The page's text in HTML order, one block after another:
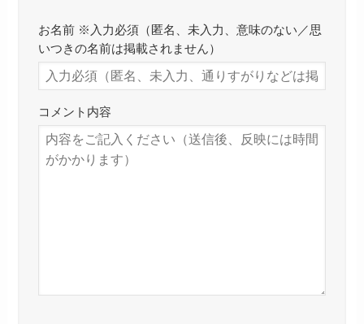
お名前 ※入力必須（匿名、未入力、意味のない／思
いつきの名前は掲載されません）
コメント内容